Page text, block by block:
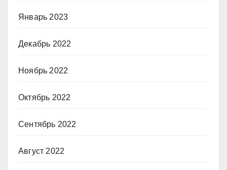
Январь 2023
Декабрь 2022
Ноябрь 2022
Октябрь 2022
Сентябрь 2022
Август 2022